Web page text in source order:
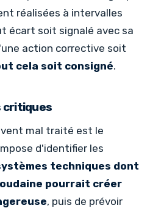
réalisées à intervalles
écart soit signalé avec sa
action corrective soit
cela soit consigné.
critiques
mal traité est le
d'identifier les
techniques dont
pourrait créer
, puis de prévoir